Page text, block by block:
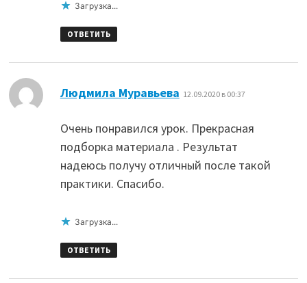
Загрузка...
ОТВЕТИТЬ
Людмила Муравьева 12.09.2020 в 00:37
Очень понравился урок. Прекрасная
подборка материала . Результат
надеюсь получу отличный после такой
практики. Спасибо.
Загрузка...
ОТВЕТИТЬ